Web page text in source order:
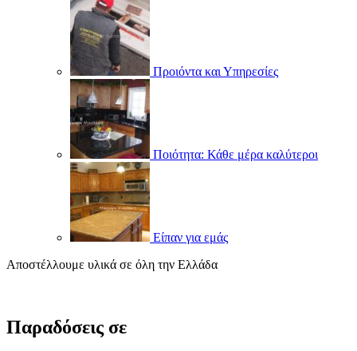
Προιόντα και Υπηρεσίες
Ποιότητα: Κάθε μέρα καλύτεροι
Είπαν για εμάς
Αποστέλλουμε υλικά σε όλη την Ελλάδα
Παραδόσεις σε